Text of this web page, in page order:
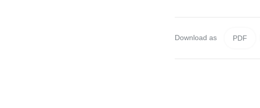
Download as PDF